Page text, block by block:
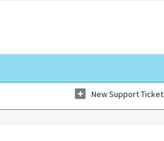
New Support Ticket